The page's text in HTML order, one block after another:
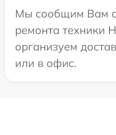
Мы сообщим Вам
ремонта техники
организуем
или в офис.